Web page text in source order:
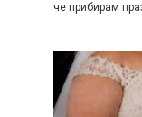
че прибирам